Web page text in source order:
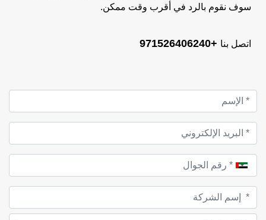
سوف نقوم بالرد في أقرب وقت ممكن.
اتصل بنا +971526406240